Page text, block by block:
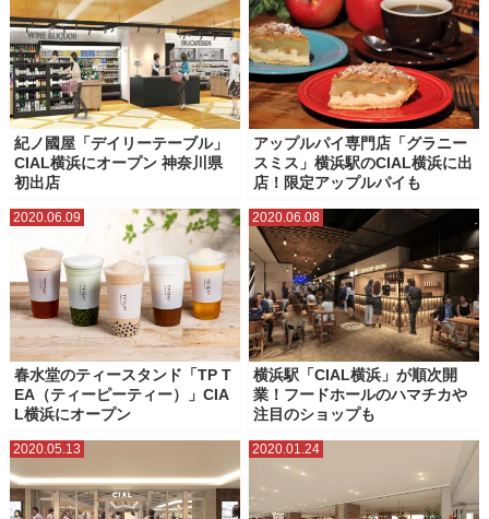
ベースゲート横浜関内 マークイズみなとみらい
マリンアンドウォークヨコハマ ラクシスフロント（横浜市役所）
ららぽーと横浜 ランドマークプラザ ルミネ横浜
三井アウトレットパーク横浜ベイサイド 星天クレイ 横浜グランゲート
横浜ジョイナス 横浜シンフォステージ 横浜ティンバーワーフ
横浜ワールドポーターズ 横浜高島屋
ベーカリースクエア（横浜高島屋）
横濱ゲートタワー
紀ノ國屋「デイリーテーブル」
CIAL横浜にオープン 神奈川県
初出店
アップルパイ専門店「グラニー
スミス」横浜駅のCIAL横浜に出
店！限定アップルパイも
2020.06.09
春水堂のティースタンド「TP T
EA（ティーピーティー）」CIA
L横浜にオープン
2020.06.08
横浜駅「CIAL横浜」が順次開
業！フードホールのハマチカや
注目のショップも
2020.05.13 2020.01.24